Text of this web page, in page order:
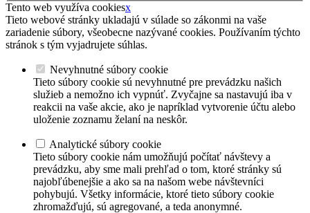
Tento web využíva cookiesx
Tieto webové stránky ukladajú v súlade so zákonmi na vaše
zariadenie súbory, všeobecne nazývané cookies. Používaním týchto
stránok s tým vyjadrujete súhlas.
Nevyhnutné súbory cookie
Tieto súbory cookie sú nevyhnutné pre prevádzku našich
služieb a nemožno ich vypnúť. Zvyčajne sa nastavujú iba v
reakcii na vaše akcie, ako je napríklad vytvorenie účtu alebo
uloženie zoznamu želaní na neskôr.
Analytické súbory cookie
Tieto súbory cookie nám umožňujú počítať návštevy a
prevádzku, aby sme mali prehľad o tom, ktoré stránky sú
najobľúbenejšie a ako sa na našom webe návštevníci
pohybujú. Všetky informácie, ktoré tieto súbory cookie
zhromažďujú, sú agregované, a teda anonymné.